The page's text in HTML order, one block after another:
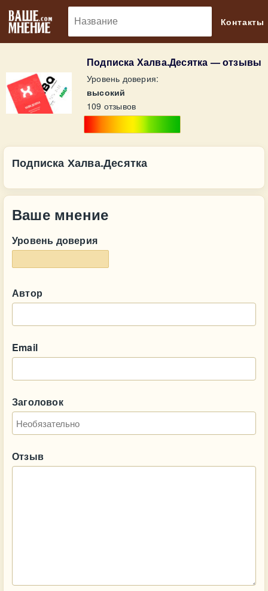
Контакты
Подписка Халва.Десятка — отзывы
Уровень доверия:
высокий
109 отзывов
Подписка Халва.Десятка
Ваше мнение
Уровень доверия
Автор
Email
Заголовок
Отзыв